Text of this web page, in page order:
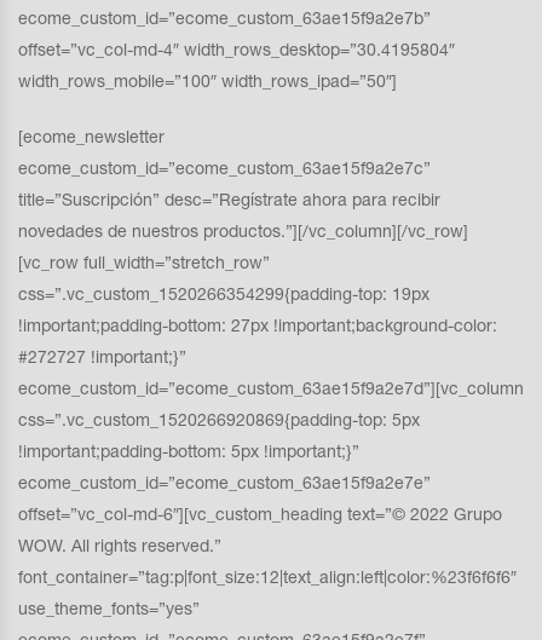
ecome_custom_id=”ecome_custom_63ae15f9a2e7b”
offset=”vc_col-md-4″ width_rows_desktop=”30.4195804″
width_rows_mobile=”100″ width_rows_ipad=”50″]
[ecome_newsletter
ecome_custom_id=”ecome_custom_63ae15f9a2e7c”
title=”Suscripción” desc=”Regístrate ahora para recibir
novedades de nuestros productos.”][/vc_column][/vc_row]
[vc_row full_width=”stretch_row”
css=”.vc_custom_1520266354299{padding-top: 19px
!important;padding-bottom: 27px !important;background-color:
#272727 !important;}”
ecome_custom_id=”ecome_custom_63ae15f9a2e7d”][vc_column
css=”.vc_custom_1520266920869{padding-top: 5px
!important;padding-bottom: 5px !important;}”
ecome_custom_id=”ecome_custom_63ae15f9a2e7e”
offset=”vc_col-md-6″][vc_custom_heading text=”© 2022 Grupo
WOW. All rights reserved.”
font_container=”tag:p|font_size:12|text_align:left|color:%23f6f6f6″
use_theme_fonts=”yes”